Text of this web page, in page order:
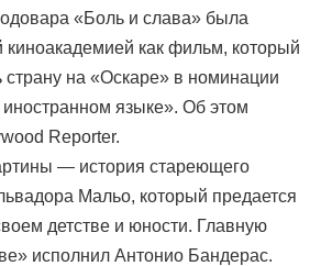
«Боль и слава» была
киноакадемией как фильм, который
страну на «Оскаре» в номинации
языке». Об этом
Reporter.
— история стареющего
Мальо, который предается
детстве и юности. Главную
исполнил Антонио Бандерас.